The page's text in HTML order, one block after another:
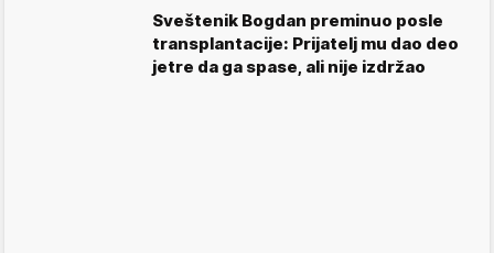
Sveštenik Bogdan preminuo posle
transplantacije: Prijatelj mu dao deo
jetre da ga spase, ali nije izdržao